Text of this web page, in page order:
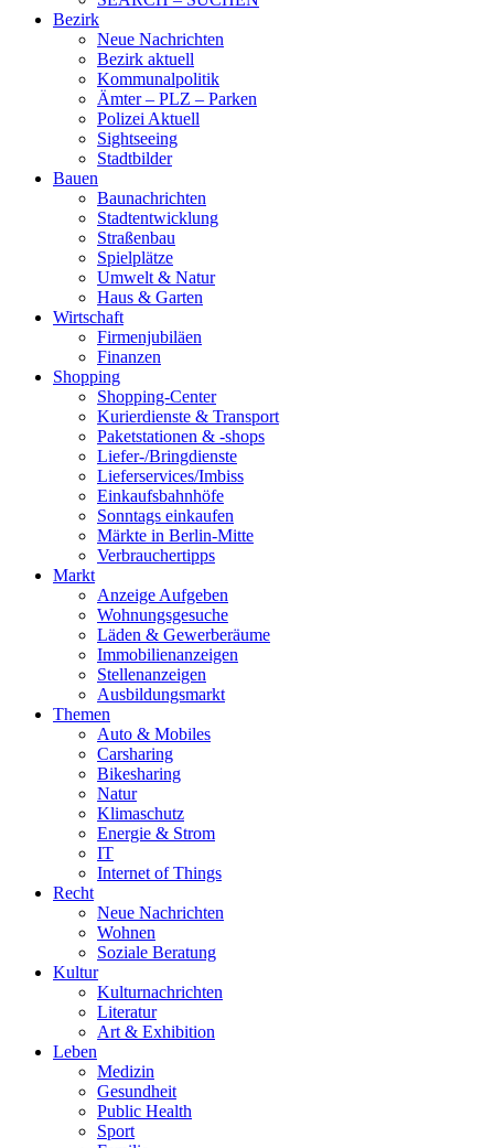
Bezirk
Neue Nachrichten
Bezirk aktuell
Kommunalpolitik
Ämter – PLZ – Parken
Polizei Aktuell
Sightseeing
Stadtbilder
Bauen
Baunachrichten
Stadtentwicklung
Straßenbau
Spielplätze
Umwelt & Natur
Haus & Garten
Wirtschaft
Firmenjubiläen
Finanzen
Shopping
Shopping-Center
Kurierdienste & Transport
Paketstationen & -shops
Liefer-/Bringdienste
Lieferservices/Imbiss
Einkaufsbahnhöfe
Sonntags einkaufen
Märkte in Berlin-Mitte
Verbrauchertipps
Markt
Anzeige Aufgeben
Wohnungsgesuche
Läden & Gewerberäume
Immobilienanzeigen
Stellenanzeigen
Ausbildungsmarkt
Themen
Auto & Mobiles
Carsharing
Bikesharing
Natur
Klimaschutz
Energie & Strom
IT
Internet of Things
Recht
Neue Nachrichten
Wohnen
Soziale Beratung
Kultur
Kulturnachrichten
Literatur
Art & Exhibition
Leben
Medizin
Gesundheit
Public Health
Sport